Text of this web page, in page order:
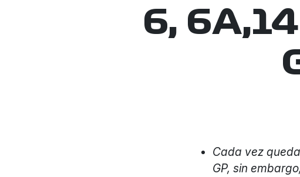
6,
Cada vez
GP, sin